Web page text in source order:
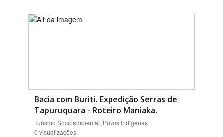
Bacia com Buriti. Expedição Serras de
Tapuruquara - Roteiro Maniaka.
Turismo Socioambiental, Povos Indígenas
0 visualizações